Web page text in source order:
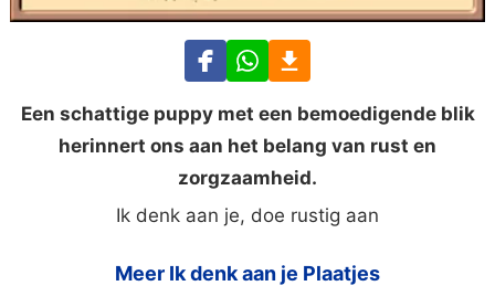
Een schattige puppy met een bemoedigende blik
herinnert ons aan het belang van rust en
zorgzaamheid.
Ik denk aan je, doe rustig aan
Meer Ik denk aan je Plaatjes